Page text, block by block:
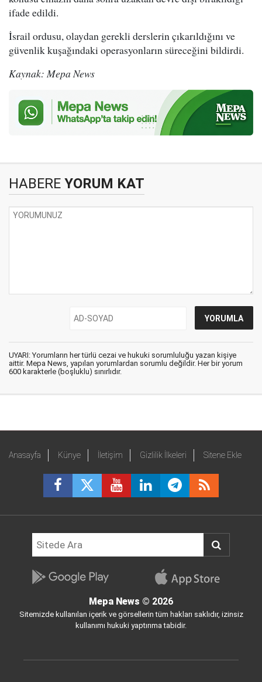
ifade edildi.
İsrail ordusu, olaydan gerekli derslerin çıkarıldığını ve
güvenlik kuşağındaki operasyonların süreceğini bildirdi.
Kaynak: Mepa News
HABERE YORUM KAT
UYARI: Yorumların her türlü cezai ve hukuki sorumluluğu yazan kişiye
aittir. Mepa News, yapılan yorumlardan sorumlu değildir. Her bir yorum
600 karakterle (boşluklu) sınırlıdır.
Anasayfa Künye İletişim Gizlilik İlkeleri Sitene Ekle
Mepa News © 2026
Sitemizde kullanılan içerik ve görsellerin tüm hakları saklıdır, izinsiz
kullanımı hukuki yaptırıma tabidir.